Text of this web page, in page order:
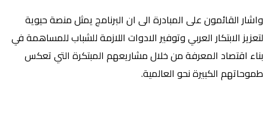
واشار القائمون على المبادرة الى ان البرنامج يمثل منصة حيوية
لتعزيز الابتكار العربي وتوفير الادوات اللازمة للشباب للمساهمة في
بناء اقتصاد المعرفة من خلال مشاريعهم المبتكرة التي تعكس
طموحاتهم الكبيرة نحو العالمية.